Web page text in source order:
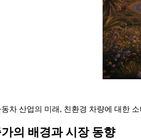
차 산업의 미래, 친환경 차량에 대한
의 배경과 시장 동향